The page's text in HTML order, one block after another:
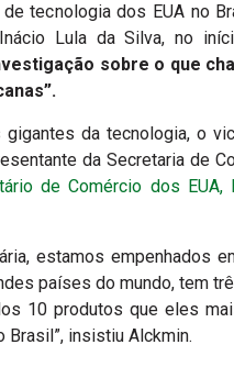
tecnologia dos EUA no
Lula da Silva, no
sobre o que
da tecnologia, o
da Secretaria de
de Comércio dos EUA,
estamos empenhados
países do mundo, tem
10 produtos que eles
Brasil”, insistiu Alckmin.